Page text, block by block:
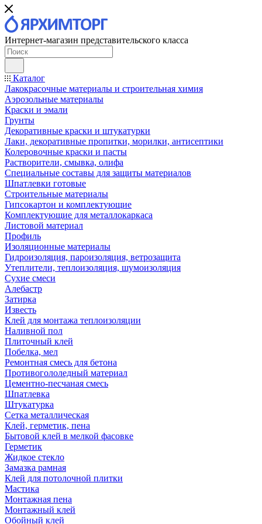
Интернет-магазин представительского класса
Каталог
Лакокрасочные материалы и строительная химия
Аэрозольные материалы
Краски и эмали
Грунты
Декоративные краски и штукатурки
Лаки, декоративные пропитки, морилки, антисептики
Колеровочные краски и пасты
Растворители, смывка, олифа
Специальные составы для защиты материалов
Шпатлевки готовые
Строительные материалы
Гипсокартон и комплектующие
Комплектующие для металлокаркаса
Листовой материал
Профиль
Изоляционные материалы
Гидроизоляция, пароизоляция, ветрозащита
Утеплители, теплоизоляция, шумоизоляция
Сухие смеси
Алебастр
Затирка
Известь
Клей для монтажа теплоизоляции
Наливной пол
Плиточный клей
Побелка, мел
Ремонтная смесь для бетона
Противогололедный материал
Цементно-песчаная смесь
Шпатлевка
Штукатурка
Сетка металлическая
Клей, герметик, пена
Бытовой клей в мелкой фасовке
Герметик
Жидкое стекло
Замазка рамная
Клей для потолочной плитки
Мастика
Монтажная пена
Монтажный клей
Обойный клей